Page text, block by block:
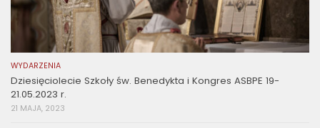
WYDARZENIA
Dziesięciolecie Szkoły św. Benedykta i Kongres ASBPE 19-
21.05.2023 r.
21 MAJA, 2023